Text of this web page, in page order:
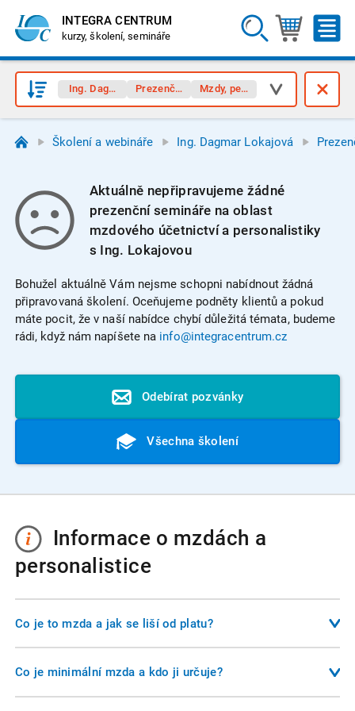
INTEGRA CENTRUM
kurzy, školení, semináře
Ing. Dagmar LokajováPrezenční seminářeMzdy, personalistika
Školení a webináře Ing. Dagmar Lokajová
Aktuálně nepřipravujeme žádné
prezenční semináře na oblast
mzdového účetnictví a personalistiky
s Ing. Lokajovou
Bohužel aktuálně Vám nejsme schopni nabídnout žádná
připravovaná školení. Oceňujeme podněty klientů a pokud
máte pocit, že v naší nabídce chybí důležitá témata, budeme
rádi, když nám napíšete na info@integracentrum.cz
Odebírat pozvánky
Všechna školení
Informace o mzdách a
personalistice
Co je to mzda a jak se liší od platu?
Mzda je finanční odměna za práci poskytovaná zaměstnanci
v soukromém sektoru, zatímco plat je odměna vyplácená
Co je minimální mzda a kdo ji určuje?
Minimální mzda je nejnižší zákonem stanovená odměna za